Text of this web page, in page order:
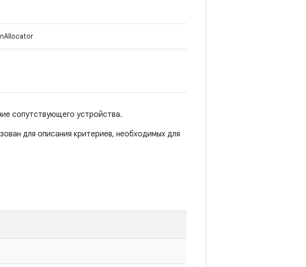
сопутствующего устройства.
для описания критериев, необходимых для